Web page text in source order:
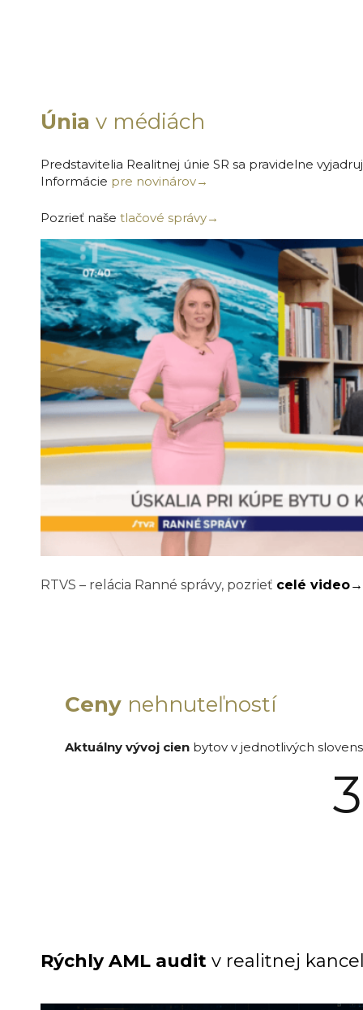
Únia v médiách
Predstavitelia Realitnej únie SR sa pravidelne
Informácie pre novinárov→
Pozrieť naše tlačové správy→
RTVS – relácia Ranné správy, pozrieť celé video→
Ceny nehnuteľností
Aktuálny vývoj cien bytov v jednotlivých
Rýchly AML audit v realitnej